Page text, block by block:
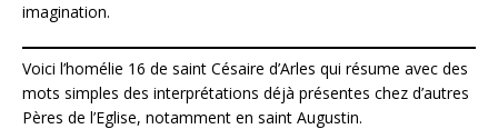
imagination.
Voici l’homélie 16 de saint Césaire d’Arles qui résume avec des
mots simples des interprétations déjà présentes chez d’autres
Pères de l’Eglise, notamment en saint Augustin.